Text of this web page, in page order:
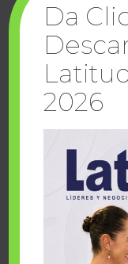
Cuando la
sueños
Da
2026